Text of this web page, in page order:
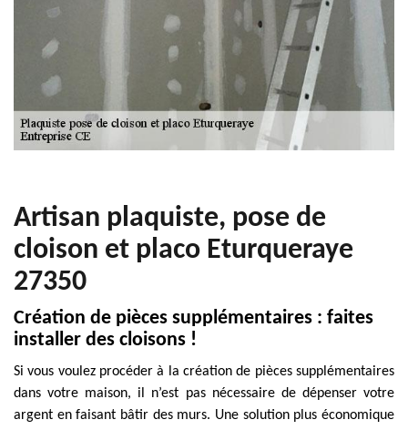
Artisan plaquiste, pose de
cloison et placo Eturqueraye
27350
Création de pièces supplémentaires : faites
installer des cloisons !
Si vous voulez procéder à la création de pièces supplémentaires
dans votre maison, il n’est pas nécessaire de dépenser votre
argent en faisant bâtir des murs. Une solution plus économique